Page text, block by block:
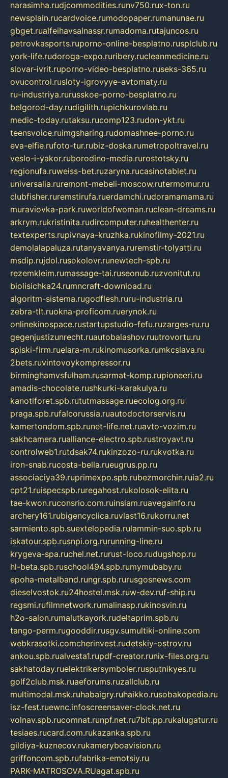
narasimha.rudjcommodities.runv750.rux-ton.ru
newsplain.rucardvoice.rumodopaper.rumanunae.ru
gbget.rualfeihavsalnassr.rumadoma.rutajuncos.ru
petrovkasports.ruporno-online-besplatno.rusplclub.ru
york-life.rudoroga-expo.ruribery.rucleanmedicine.ru
slovar-ivrit.ruporno-video-besplatno.ruseks-365.ru
ovucontrol.rusloty-igrovyye-avtomaty.ru
ru-industriya.rurusskoe-porno-besplatno.ru
belgorod-day.rudigilith.rupichkurovlab.ru
medic-today.rutaksu.rucomp123.rudon-ykt.ru
teensvoice.ruimgsharing.rudomashnee-porno.ru
eva-elfie.rufoto-tur.rubiz-doska.rumetropoltravel.ru
veslo-i-yakor.ruborodino-media.rurostotsky.ru
regionufa.ruweiss-bet.ruzaryna.rucasinotablet.ru
universalia.ruremont-mebeli-moscow.rutermomur.ru
clubfisher.ruremstirufa.ruerdamchi.rudoramamama.ru
muraviovka-park.ruworldofwoman.ruclean-dreams.ru
arkrym.rukristinita.rudircomputer.ruhealthenter.ru
textexperts.rupivnaya-kruzhka.rukinofilmy-2021.ru
demolalapaluza.rutanyavanya.ruremstir-tolyatti.ru
msdip.rujdol.rusokolovr.runewtech-spb.ru
rezemkleim.rumassage-tai.ruseonub.ruzvonitut.ru
biolisichka24.rumncraft-download.ru
algoritm-sistema.rugodflesh.ruru-industria.ru
zebra-tlt.ruokna-proficom.ruerynok.ru
onlinekinospace.rustartupstudio-fefu.ruzarges-ru.ru
gegenjustizunrecht.ruautobalashov.ruutrovortu.ru
spiski-firm.ruelara-m.rukinomusorka.rumkcslava.ru
2bets.ruvintovoykompressor.ru
birminghamvsfulham.rusarmat-komp.rupioneeri.ru
amadis-chocolate.rushkurki-karakulya.ru
kanotiforet.spb.rututmassage.ruecolog.org.ru
praga.spb.rufalcorussia.ruautodoctorservis.ru
kamertondom.spb.runet-life.net.ruavto-vozim.ru
sakhcamera.rualliance-electro.spb.rustroyavt.ru
controlweb1.rutdsak74.rukinzozo-ru.rukvotka.ru
iron-snab.rucosta-bella.rueugrus.pp.ru
associaciya39.ruprimexpo.spb.rubezmorchin.ruia2.ru
cpt21.ruispecspb.ruregahost.rukolosok-elita.ru
tae-kwon.ruconsrio.com.ruinsiam.ruavegainfo.ru
archery161.rubigencyclica.ruvlast16.rukorru.net
sarmiento.spb.suextelopedia.rulammin-suo.spb.ru
iskatour.spb.rusnpi.org.rurunning-line.ru
krygeva-spa.ruchel.net.rurust-loco.rudugshop.ru
hl-beta.spb.ruschool494.spb.rumymubaby.ru
epoha-metalband.rungr.spb.rurusgosnews.com
dieselvostok.ru24hostel.msk.ruw-dev.ruf-ship.ru
regsmi.rufilmnetwork.rumalinasp.rukinosvin.ru
h2o-salon.rumalutkayork.rudeltaprim.spb.ru
tango-perm.rugooddir.rusgv.sumultiki-online.com
webkrasotki.comcherinvest.rudetskiy-ostrov.ru
ankou.spb.rualvesta1.rupdf-creator.runix-files.org.ru
sakhatoday.ruelektrikersymboler.rusputnikyes.ru
golf2club.msk.ruaeforums.ruzallclub.ru
multimodal.msk.ruhabaigry.ruhaikko.rusobakopedia.ru
isz-fest.ruewnc.infoscreensaver-clock.net.ru
volnav.spb.rucomnat.runpf.net.ru7bit.pp.rukalugatur.ru
tesiaes.rucard.com.rukazanka.spb.ru
gildiya-kuznecov.rukameryboavision.ru
griffoncom.spb.rufabrika-emotsiy.ru
PARK-MATROSOVA.RUagat.spb.ru